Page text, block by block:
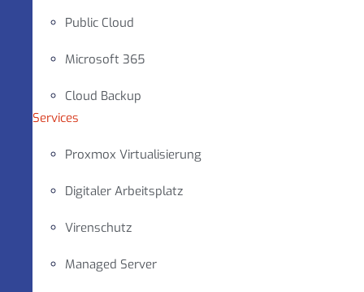
Public Cloud
Microsoft 365
Cloud Backup
Services
Proxmox Virtualisierung
Digitaler Arbeitsplatz
Virenschutz
Managed Server